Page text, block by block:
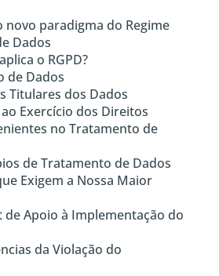
novo paradigma do Regime
Dados
o RGPD?
de Dados
Titulares dos Dados
Exercício dos Direitos
no Tratamento de
de Tratamento de Dados
Exigem a Nossa Maior
de Apoio à Implementação do
da Violação do